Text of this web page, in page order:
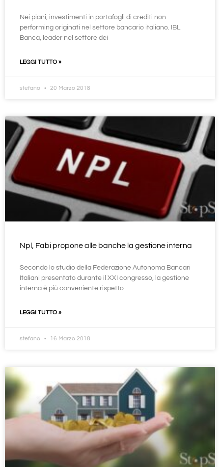
Nei piani, investimenti in portafogli di crediti non
performing originati nel settore bancario italiano. IBL
Banca, leader nel settore dei
LEGGI TUTTO »
stefano 20 Marzo 2018
Npl, Fabi propone alle banche la gestione interna
Secondo lo studio della Federazione Autonoma Bancari
Italiani presentato durante il XXI congresso, la gestione
interna è più conveniente rispetto
LEGGI TUTTO »
stefano 16 Marzo 2018